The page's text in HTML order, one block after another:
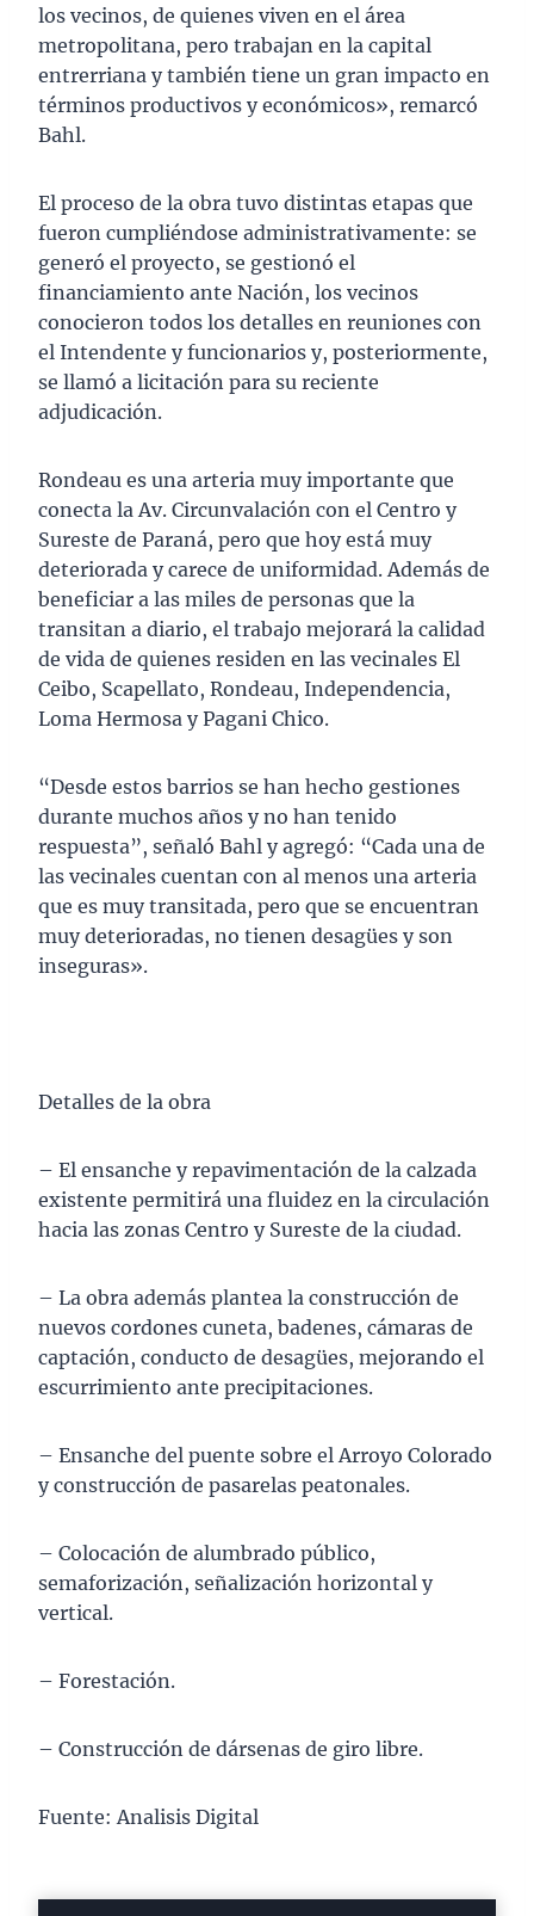
los vecinos, de quienes viven en el área
metropolitana, pero trabajan en la capital
entrerriana y también tiene un gran impacto en
términos productivos y económicos», remarcó
Bahl.
El proceso de la obra tuvo distintas etapas que
fueron cumpliéndose administrativamente: se
generó el proyecto, se gestionó el
financiamiento ante Nación, los vecinos
conocieron todos los detalles en reuniones con
el Intendente y funcionarios y, posteriormente,
se llamó a licitación para su reciente
adjudicación.
Rondeau es una arteria muy importante que
conecta la Av. Circunvalación con el Centro y
Sureste de Paraná, pero que hoy está muy
deteriorada y carece de uniformidad. Además de
beneficiar a las miles de personas que la
transitan a diario, el trabajo mejorará la calidad
de vida de quienes residen en las vecinales El
Ceibo, Scapellato, Rondeau, Independencia,
Loma Hermosa y Pagani Chico.
“Desde estos barrios se han hecho gestiones
durante muchos años y no han tenido
respuesta”, señaló Bahl y agregó: “Cada una de
las vecinales cuentan con al menos una arteria
que es muy transitada, pero que se encuentran
muy deterioradas, no tienen desagües y son
inseguras».
Detalles de la obra
– El ensanche y repavimentación de la calzada
existente permitirá una fluidez en la circulación
hacia las zonas Centro y Sureste de la ciudad.
– La obra además plantea la construcción de
nuevos cordones cuneta, badenes, cámaras de
captación, conducto de desagües, mejorando el
escurrimiento ante precipitaciones.
– Ensanche del puente sobre el Arroyo Colorado
y construcción de pasarelas peatonales.
– Colocación de alumbrado público,
semaforización, señalización horizontal y
vertical.
– Forestación.
– Construcción de dársenas de giro libre.
Fuente: Analisis Digital